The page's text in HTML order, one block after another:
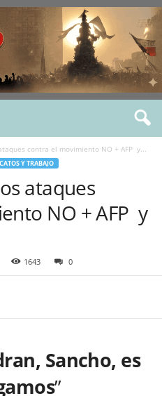
contra el movimiento NO + AFP y...
Y TRABAJO
ataques
NO + AFP y
1643 0
Sancho, es
”